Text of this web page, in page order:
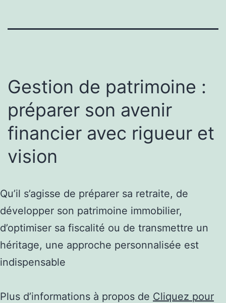
Gestion de patrimoine :
préparer son avenir
financier avec rigueur et
vision
Qu’il s’agisse de préparer sa retraite, de
développer son patrimoine immobilier,
d’optimiser sa fiscalité ou de transmettre un
héritage, une approche personnalisée est
indispensable
Plus d’informations à propos de Cliquez pour